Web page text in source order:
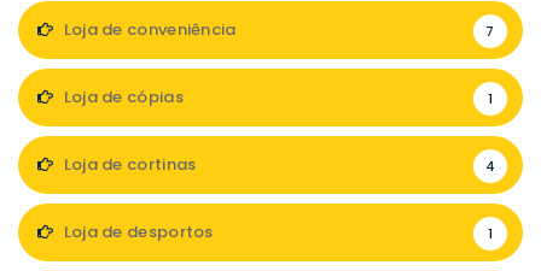
Loja de conveniência 7
Loja de cópias 1
Loja de cortinas 4
Loja de desportos 1